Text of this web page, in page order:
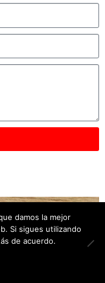
– Tots els drets
damos la mejor
Si sigues utilizando
de acuerdo.